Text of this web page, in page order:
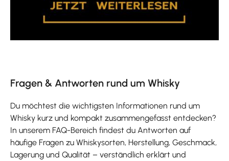
Fragen & Antworten rund um Whisky
Du möchtest die wichtigsten Informationen rund um
Whisky kurz und kompakt zusammengefasst entdecken?
In unserem FAQ-Bereich findest du Antworten auf
häufige Fragen zu Whiskysorten, Herstellung, Geschmack,
Lagerung und Qualität – verständlich erklärt und